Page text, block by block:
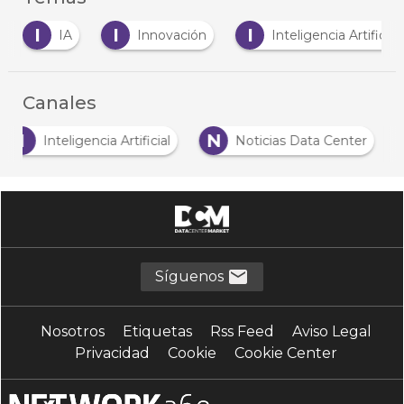
I Innovación I Inteligencia Artificial M
Canales
I
Inteligencia Artificial N Noticias Data Center
Síguenos
Nosotros Etiquetas Rss Feed
Aviso Legal
Privacidad
Cookie Cookie Center